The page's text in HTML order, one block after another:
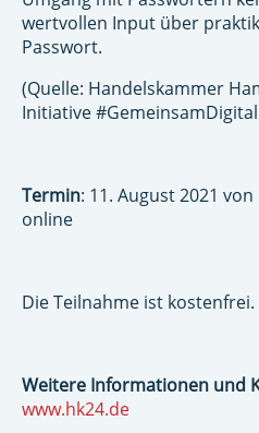
wertvollen Input über
Passwort.
(Quelle: Handelskammer
Initiative
Termin: 11. August 2021
online
Die Teilnahme ist
Weitere Informationen und
www.hk24.de